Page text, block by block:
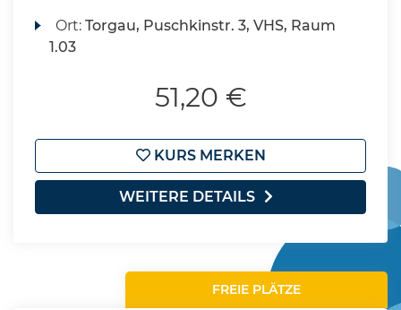
Ort:Torgau, Puschkinstr. 3, VHS, Raum
1.03
51,20 €
KURS MERKEN
WEITERE DETAILS
FREIE PLÄTZE